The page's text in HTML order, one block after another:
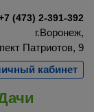
(473) 2-391-392
г.Воронеж,
Патриотов, 9
кабинет